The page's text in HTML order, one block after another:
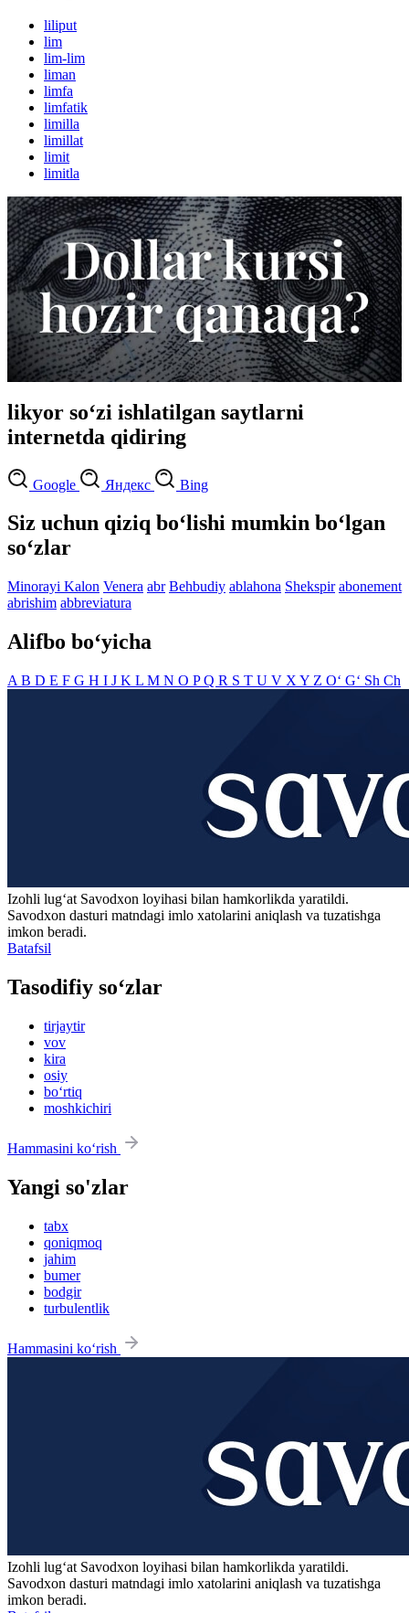
liliput
lim
lim-lim
liman
limfa
limfatik
limilla
limillat
limit
limitla
likyor so‘zi ishlatilgan saytlarni
internetda qidiring
Google Яндекс Bing
Siz uchun qiziq bo‘lishi mumkin bo‘lgan
so‘zlar
Minorayi Kalon Venera abr Behbudiy ablahona Shekspir abonement
abrishim abbreviatura
Alifbo bo‘yicha
A B D E F G H I J K L M N O PQ R S T U V X Y Z O‘ G‘ Sh Ch
Izohli lugʻat Savodxon loyihasi bilan hamkorlikda yaratildi.
Savodxon dasturi matndagi imlo xatolarini aniqlash va tuzatishga
imkon beradi.
Batafsil
Tasodifiy so‘zlar
tirjaytir
vov
kira
osiy
bo‘rtiq
moshkichiri
Hammasini ko‘rish
Yangi so'zlar
tabx
qoniqmoq
jahim
bumer
bodgir
turbulentlik
Hammasini ko‘rish
Izohli lugʻat Savodxon loyihasi bilan hamkorlikda yaratildi.
Savodxon dasturi matndagi imlo xatolarini aniqlash va tuzatishga
imkon beradi.